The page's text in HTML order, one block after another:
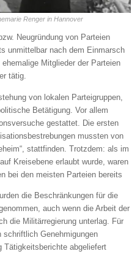
Renger in Hannover
Neugründung von Parteien
unmittelbar nach dem Einmarsch
Mitglieder der Parteien
tätig.
von lokalen Parteigruppen,
Betätigung. Vor allem
gestattet. Die ersten
mussten von
stattfinden. Trotzdem: als im
Kreisebene erlaubt wurde, waren
bei den meisten Parteien bereits
die Beschränkungen für die
auch wenn die Arbeit der
die Militärregierung unterlag. Für
schriftlich Genehmigungen
Tätigkeitsberichte abgeliefert